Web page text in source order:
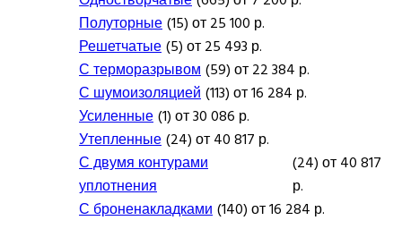
Полуторные(15) от 25 100 р.
Решетчатые(5) от 25 493 р.
С терморазрывом(59) от 22 384 р.
С шумоизоляцией(113) от 16 284 р.
Усиленные(1) от 30 086 р.
Утепленные(24) от 40 817 р.
С двумя контурами
уплотнения
(24) от 40 817
р.
С броненакладками(140) от 16 284 р.